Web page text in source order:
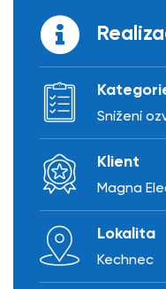
Snížení
Klient
Magna
Lokalita
Kechnec